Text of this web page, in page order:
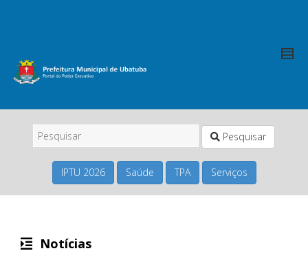
Pesquisar
IPTU 2026 Saúde TPA Serviços
Notícias